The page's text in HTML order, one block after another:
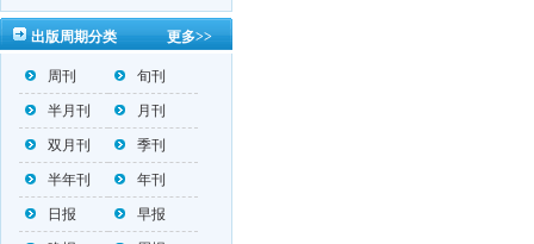
第一辑：
https://mp.weixin.qq.com/s/_w2OMIu6Gs1QL0b_JWhZAQ
更多>>
出版周期分类
周刊 旬刊
半月刊 月刊
双月刊 季刊
半年刊 年刊
日报 早报